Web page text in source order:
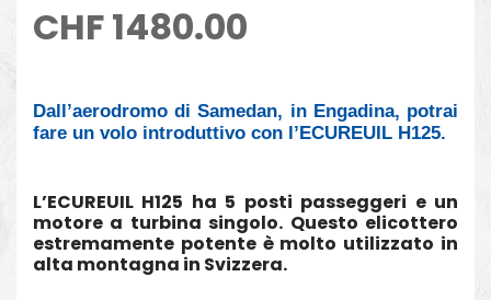
CHF1480.00
Dall’aerodromo di Samedan, in Engadina, potrai
fare un volo introduttivo con l’ECUREUIL H125.
L’ECUREUIL H125 ha 5 posti passeggeri e un
motore a turbina singolo. Questo elicottero
estremamente potente è molto utilizzato in
alta montagna in Svizzera.